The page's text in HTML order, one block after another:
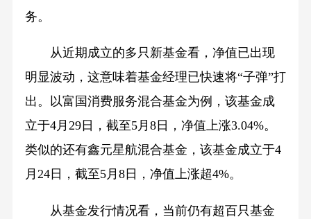
务。
从近期成立的多只新基金看，净值已出现
明显波动，这意味着基金经理已快速将“子弹”打
出。以富国消费服务混合基金为例，该基金成
立于4月29日，截至5月8日，净值上涨3.04%。
类似的还有鑫元星航混合基金，该基金成立于4
月24日，截至5月8日，净值上涨超4%。
从基金发行情况看，当前仍有超百只基金